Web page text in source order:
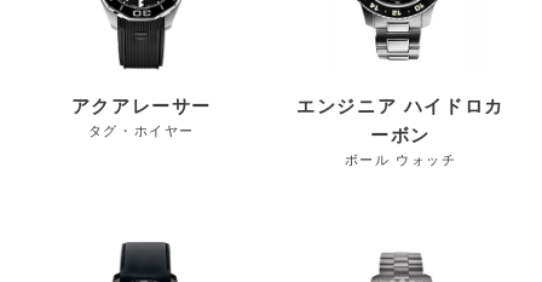
アクアレーサー
タグ・ホイヤー
エンジニア ハイドロカ
ーボン
ボール ウォッチ